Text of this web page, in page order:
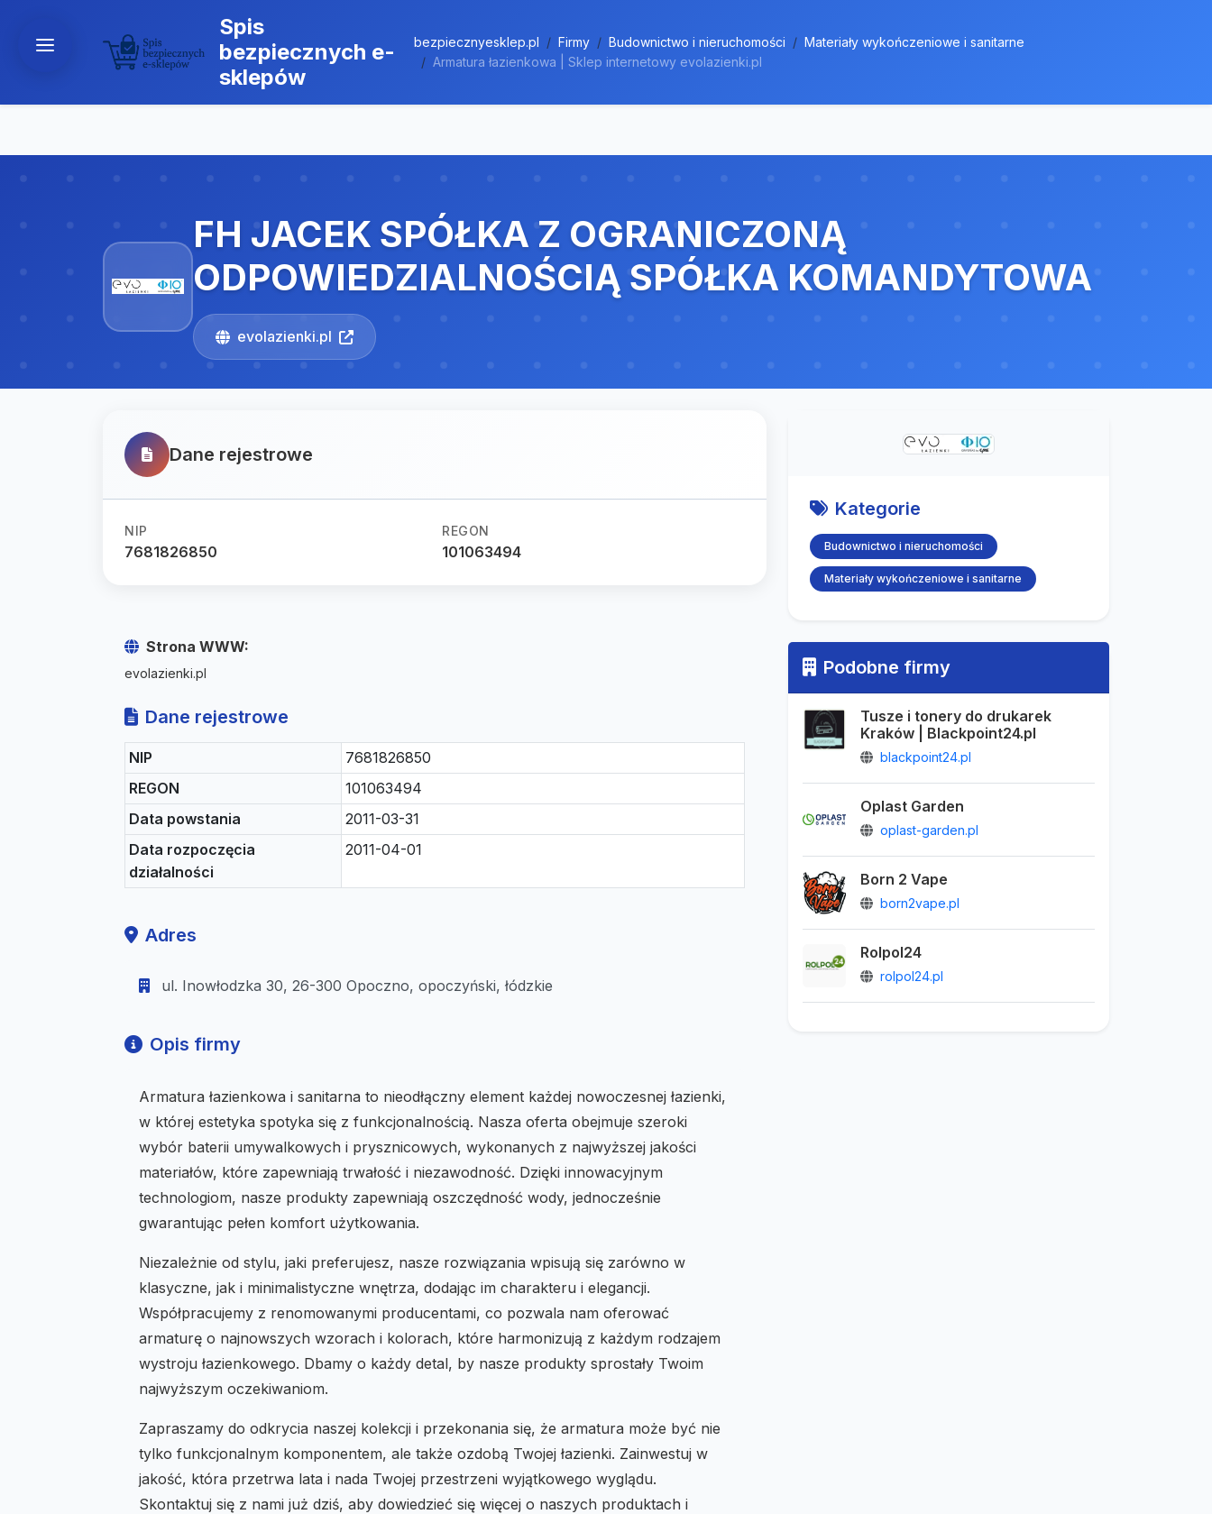
Spis
bezpiecznych e-
sklepów
bezpiecznyesklep.pl Firmy Budownictwo i nieruchomości
Materiały wykończeniowe i sanitarne
Armatura łazienkowa | Sklep internetowy evolazienki.pl
FH JACEK SPÓŁKA Z OGRANICZONĄ
ODPOWIEDZIALNOŚCIĄ SPÓŁKA KOMANDYTOWA
evolazienki.pl
Dane rejestrowe
NIP
7681826850
REGON
101063494
Strona WWW:
evolazienki.pl
Dane rejestrowe
NIP
7681826850
REGON
101063494
Data powstania
2011-03-31
Data rozpoczęcia
działalności
2011-04-01
Adres
ul. Inowłodzka 30, 26-300 Opoczno, opoczyński, łódzkie
Opis firmy
Armatura łazienkowa i sanitarna to nieodłączny element każdej nowoczesnej łazienki,
w której estetyka spotyka się z funkcjonalnością. Nasza oferta obejmuje szeroki
wybór baterii umywalkowych i prysznicowych, wykonanych z najwyższej jakości
materiałów, które zapewniają trwałość i niezawodność. Dzięki innowacyjnym
technologiom, nasze produkty zapewniają oszczędność wody, jednocześnie
gwarantując pełen komfort użytkowania.
Niezależnie od stylu, jaki preferujesz, nasze rozwiązania wpisują się zarówno w
klasyczne, jak i minimalistyczne wnętrza, dodając im charakteru i elegancji.
Współpracujemy z renomowanymi producentami, co pozwala nam oferować
armaturę o najnowszych wzorach i kolorach, które harmonizują z każdym rodzajem
wystroju łazienkowego. Dbamy o każdy detal, by nasze produkty sprostały Twoim
najwyższym oczekiwaniom.
Zapraszamy do odkrycia naszej kolekcji i przekonania się, że armatura może być nie
tylko funkcjonalnym komponentem, ale także ozdobą Twojej łazienki. Zainwestuj w
jakość, która przetrwa lata i nada Twojej przestrzeni wyjątkowego wyglądu.
Skontaktuj się z nami już dziś, aby dowiedzieć się więcej o naszych produktach i
Kategorie
Budownictwo i nieruchomości
Materiały wykończeniowe i sanitarne
Podobne firmy
Tusze i tonery do drukarek
Kraków | Blackpoint24.pl
blackpoint24.pl
Oplast Garden
oplast-garden.pl
Born 2 Vape
born2vape.pl
Rolpol24
rolpol24.pl